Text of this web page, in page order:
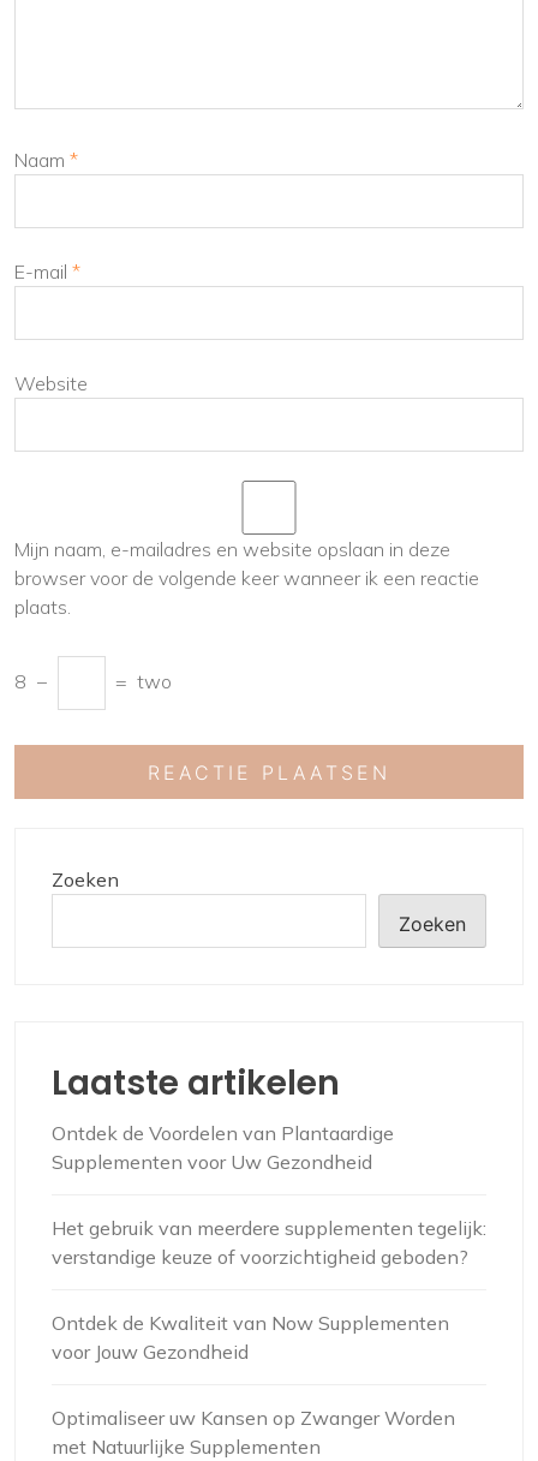
Naam *
E-mail *
Website
Mijn naam, e-mailadres en website opslaan in deze
browser voor de volgende keer wanneer ik een reactie
plaats.
8 − = two
Zoeken
Zoeken
Laatste artikelen
Ontdek de Voordelen van Plantaardige
Supplementen voor Uw Gezondheid
Het gebruik van meerdere supplementen tegelijk:
verstandige keuze of voorzichtigheid geboden?
Ontdek de Kwaliteit van Now Supplementen
voor Jouw Gezondheid
Optimaliseer uw Kansen op Zwanger Worden
met Natuurlijke Supplementen